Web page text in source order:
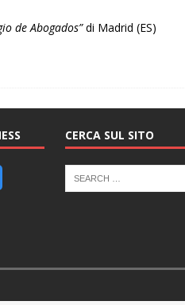
de Abogados”di Madrid (ES)
CERCA SUL SITO